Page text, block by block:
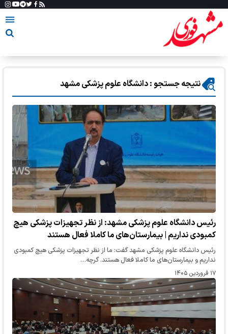
نتیجه جستجو : دانشگاه علوم پزشکی مشهد
رئیس دانشگاه علوم پزشکی مشهد: از نظر تجهیزات پزشکی هیچ
کمبودی نداریم | بیمارستان‌های ما کاملا فعال هستند
رئیس دانشگاه علوم پزشکی مشهد گفت: ما از نظر تجهیزات پزشکی هیچ کمبودی
نداریم و بیمارستان‌های ما کاملا فعال هستند. گرچه…
۱۷ فروردین ۱۴۰۵